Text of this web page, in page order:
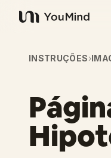
YouMind
INSTRUÇÕES›